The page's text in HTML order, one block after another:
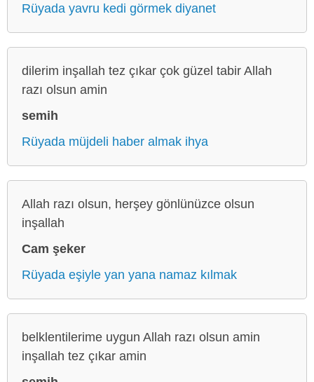
Rüyada yavru kedi görmek diyanet
dilerim inşallah tez çıkar çok güzel tabir Allah
razı olsun amin
semih
Rüyada müjdeli haber almak ihya
Allah razı olsun, herşey gönlünüzce olsun
inşallah
Cam şeker
Rüyada eşiyle yan yana namaz kılmak
belklentilerime uygun Allah razı olsun amin
inşallah tez çıkar amin